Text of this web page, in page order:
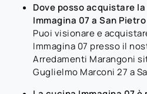
Dove posso acquistare
Immagina 07 a San Pietro
Puoi visionare e
Immagina 07 presso il
Arredamenti Marangoni
Guglielmo Marconi 27 a